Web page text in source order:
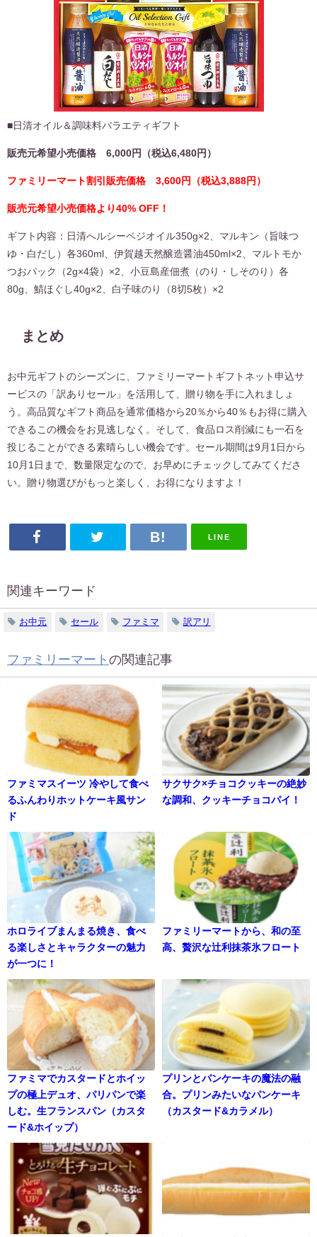
■日清オイル＆調味料バラエティギフト
販売元希望小売価格 6,000円（税込6,480円）
ファミリーマート割引販売価格 3,600円（税込3,888円）
販売元希望小売価格より40% OFF！
ギフト内容：日清へルシーベジオイル350g×2、マルキン（旨味つ
ゆ・白だし）各360ml、伊賀越天然醸造醤油450ml×2、マルトモか
つおパック（2g×4袋）×2、小豆島産佃煮（のり・しそのり）各
80g、鯖ほぐし40g×2、白子味のり（8切5枚）×2
まとめ
お中元ギフトのシーズンに、ファミリーマートギフトネット申込サ
ービスの「訳ありセール」を活用して、贈り物を手に入れましょ
う。高品質なギフト商品を通常価格から20％から40％もお得に購入
できるこの機会をお見逃しなく。そして、食品ロス削減にも一石を
投じることができる素晴らしい機会です。セール期間は9月1日から
10月1日まで、数量限定なので、お早めにチェックしてみてくださ
い。贈り物選びがもっと楽しく、お得になりますよ！
LINE
関連キーワード
お中元 セール ファミマ 訳アリ
ファミリーマート の関連記事
ファミマスイーツ 冷やして食べ
るふんわりホットケーキ風サン
ド
サクサク×チョコクッキーの絶妙
な調和、クッキーチョコパイ！
ホロライブまんまる焼き、食べ
る楽しさとキャラクターの魅力
が一つに！
ファミリーマートから、和の至
高、贅沢な辻利抹茶氷フロート
ファミマでカスタードとホイッ
プの極上デュオ、パリパンで楽
しむ。生フランスパン（カスタ
ード&ホイップ）
プリンとパンケーキの魔法の融
合。プリンみたいなパンケーキ
（カスタード&カラメル）